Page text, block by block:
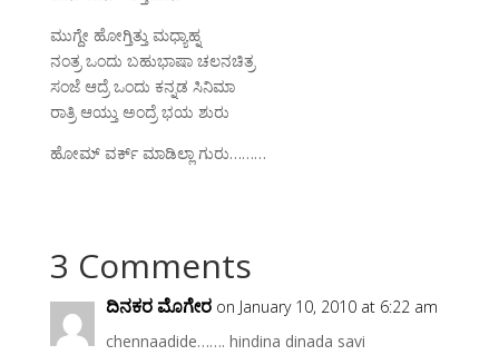
ಮುಗ್ದೇ ಹೋಗ್ತಿತ್ತು ಮಧ್ಯಾಹ್ನ
ನಂತ್ರ ಒಂದು ಬಹುಭಾಷಾ ಚಲನಚಿತ್ರ
ಸಂಜೆ ಆದ್ರೆ ಒಂದು ಕನ್ನಡ ಸಿನಿಮಾ
ರಾತ್ರಿ ಆಯ್ತು ಅಂದ್ರೆ ಭಯ ಶುರು
ಹೋಮ್ ವರ್ಕ್ ಮಾಡಿಲ್ಲಾ ಗುರು………
3 Comments
ದಿನಕರ ಮೊಗೇರ on January 10, 2010 at 6:22 am
chennaadide……. hindina dinada savi